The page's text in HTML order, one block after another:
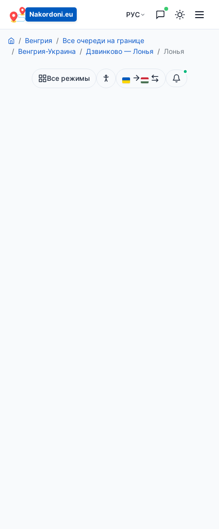
Nakordoni.eu РУС
содержанию
Венгрия
Все очереди на границе
Венгрия-Украина
Дзвинково — Лонья Лонья
Все режимы